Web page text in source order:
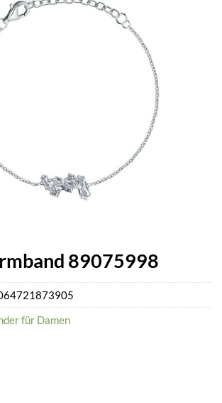
89075998
für Damen